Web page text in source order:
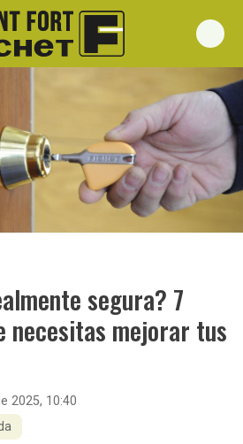
segura? 7
necesitas mejorar tus
2025, 10:40